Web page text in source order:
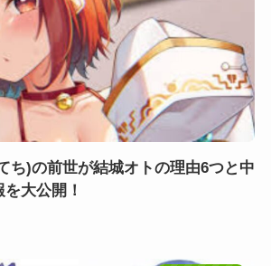
ち)の前世が結城オトの理由6つと中
大公開！